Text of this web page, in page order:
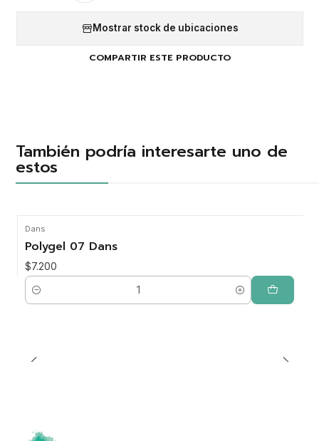
Mostrar stock de ubicaciones
COMPARTIR ESTE PRODUCTO
También podría interesarte uno de
estos
Dans
Polygel 07 Dans
$7.200
Cantidad